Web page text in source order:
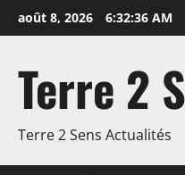
Passer
au
août 8, 2026 6:32:37 AM
Terre 2
Terre 2 Sens Actualités